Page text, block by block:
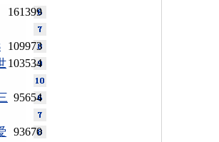
161399
109973
103534
95654
93670